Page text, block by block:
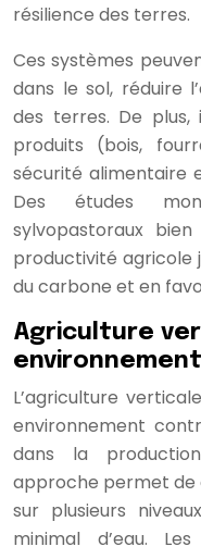
résilience des terres.
Ces systèmes
dans le sol, réduire
des terres. De plus,
produits (bois,
sécurité alimentaire
Des études
sylvopastoraux
productivité agricole
du carbone et en
Agriculture
L’agriculture
environnement
dans la
approche permet de
sur plusieurs
minimal d’eau.